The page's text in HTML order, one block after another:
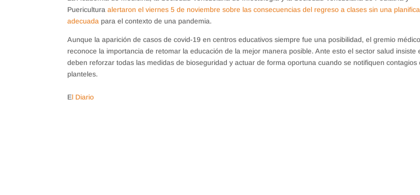
Puericulturaalertaron el viernes 5 de noviembre sobre las consecuencias del regreso a clases sin una
adecuada para el contexto de una pandemia.
Aunque la aparición de casos de covid-19 en centros educativos siempre fue una posibilidad, el gremio
reconoce la importancia de retomar la educación de la mejor manera posible. Ante esto el sector salud insiste
deben reforzar todas las medidas de bioseguridad y actuar de forma oportuna cuando se notifiquen contagios
planteles.
El Diario